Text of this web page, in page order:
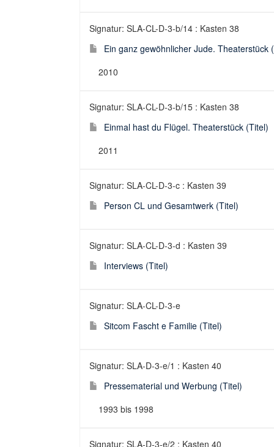
Signatur: SLA-CL-D-3-b/14 : Kasten 38
Ein ganz gewöhnlicher Jude. Theaterstück
2010
Signatur: SLA-CL-D-3-b/15 : Kasten 38
Einmal hast du Flügel. Theaterstück (Titel)
2011
Signatur: SLA-CL-D-3-c : Kasten 39
Person CL und Gesamtwerk (Titel)
Signatur: SLA-CL-D-3-d : Kasten 39
Interviews (Titel)
Signatur: SLA-CL-D-3-e
Sitcom Fascht e Familie (Titel)
Signatur: SLA-D-3-e/1 : Kasten 40
Pressematerial und Werbung (Titel)
1993 bis 1998
Signatur: SLA-D-3-e/2 : Kasten 40